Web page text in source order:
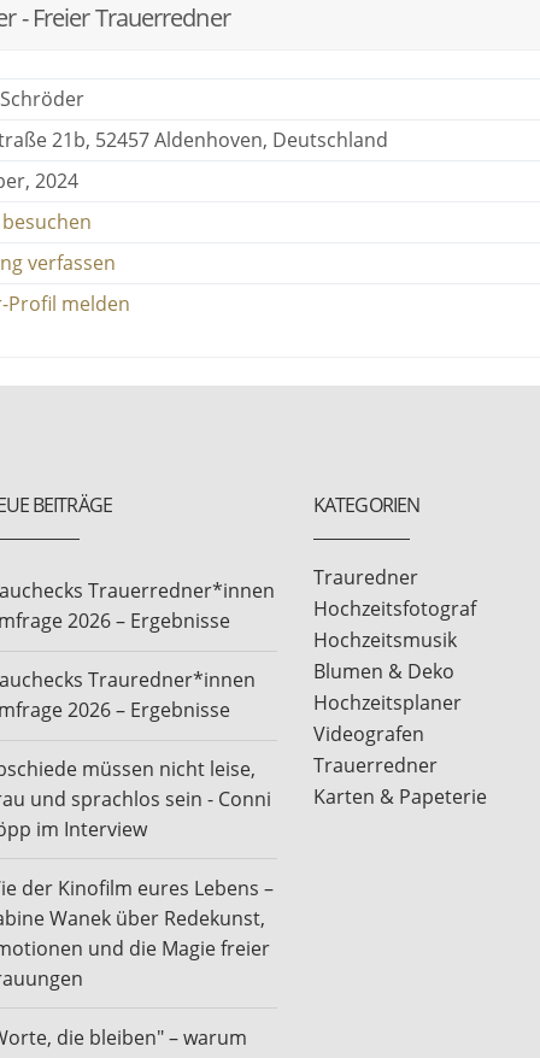
- Freier Trauerredner
21b, 52457 Aldenhoven, Deutschland
2024
verfassen
Profil melden
BEITRÄGE
Trauerredner*innen
2026 – Ergebnisse
Trauredner*innen
2026 – Ergebnisse
müssen nicht leise,
und sprachlos sein - Conni
im Interview
der Kinofilm eures Lebens –
Wanek über Redekunst,
und die Magie freier
die bleiben" – warum
KATEGORIEN
Trauredner
Hochzeitsfotograf
Hochzeitsmusik
Blumen & Deko
Hochzeitsplaner
Videografen
Trauerredner
Karten & Papeterie